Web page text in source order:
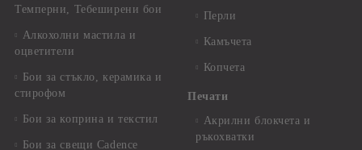
Темперни, Тебеширени бои
Алкохолни мастила и
оцветители
Бои за стъкло, керамика и
стирофом
Бои за коприна и текстил
Бои за свещи Cadence
Перли
Камъчета
Копчета
Печати
Акрилни блокчета и
ръкохватки